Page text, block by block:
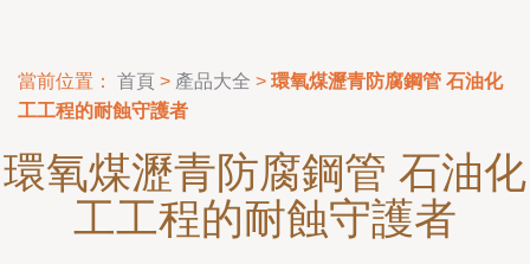
當前位置： 首頁 > 產品大全 > 環氧煤瀝青防腐鋼管 石油化
工工程的耐蝕守護者
環氧煤瀝青防腐鋼管 石油化
工工程的耐蝕守護者